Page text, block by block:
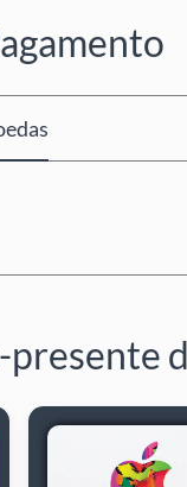
presente